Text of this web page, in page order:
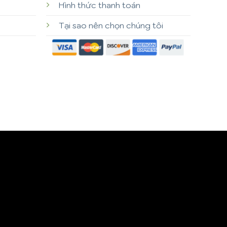
Hình thức thanh toán
Tại sao nên chọn chúng tôi